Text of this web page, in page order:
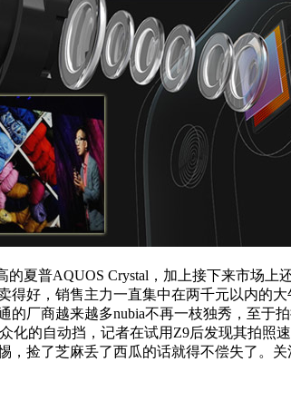
普AQUOS Crystal，加上接下来市场上
得好，销售主力一直集中在两千元以内的
的厂商越来越多nubia不再一枝独秀，至
化的自动挡，记者在试用Z9后发现其拍
捡了芝麻丢了西瓜的话就得不偿失了。关